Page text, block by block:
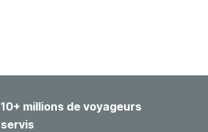
10+ millions de voyageurs
servis